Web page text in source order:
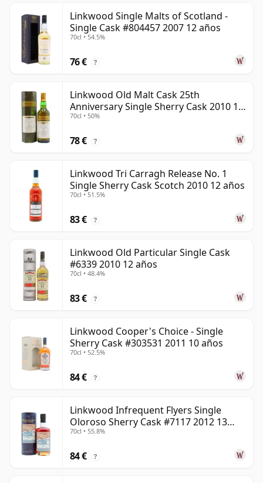
Linkwood Single Malts of Scotland -
Single Cask #804457 2007 12 años
70cl • 54.5%
76 € ?
Linkwood Old Malt Cask 25th
Anniversary Single Sherry Cask 2010 13
años
70cl • 50%
78 € ?
Linkwood Tri Carragh Release No. 1
Single Sherry Cask Scotch 2010 12 años
70cl • 51.5%
83 € ?
Linkwood Old Particular Single Cask
#6339 2010 12 años
70cl • 48.4%
83 € ?
Linkwood Cooper's Choice - Single
Sherry Cask #303531 2011 10 años
70cl • 52.5%
84 € ?
Linkwood Infrequent Flyers Single
Oloroso Sherry Cask #7117 2012 13
años
70cl • 55.8%
84 € ?